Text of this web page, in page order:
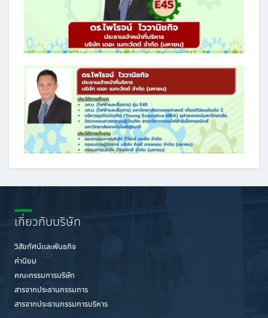
เกี่ยวกับบริษัท
วิสัยทัศน์เเละพันธกิจ
ค่านิยม
คณะกรรมการบริษัท
สารจากประธานกรรมการ
สารจากประธานกรรมการบริหาร